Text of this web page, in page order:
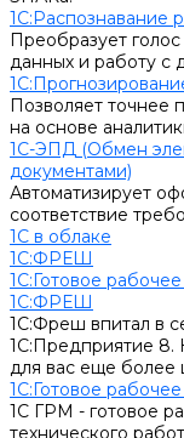
1С:Распознавание
Преобразует
данных и работу с
Позволяет точнее
на основе
1С-ЭПД (Обмен
документами)
Автоматизирует
соответствие
1С в облаке
1С:ФРЕШ
1C:Готовое
1С:ФРЕШ
1С:Фреш впитал в
1С:Предприятие 8.
для вас еще более
1C:Готовое
1С ГРМ - готовое
технического